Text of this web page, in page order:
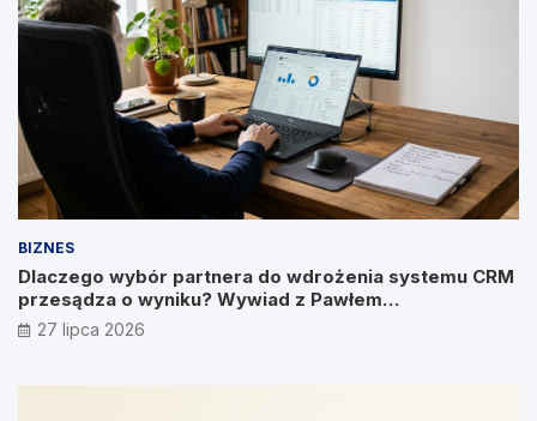
BIZNES
Dlaczego wybór partnera do wdrożenia systemu CRM
przesądza o wyniku? Wywiad z Pawłem
Prymakowskim, CEO IT Vision
27 lipca 2026